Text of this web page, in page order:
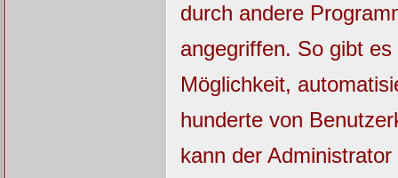
durch andere
angegriffen. So gibt es
Möglichkeit,
hunderte von
kann der